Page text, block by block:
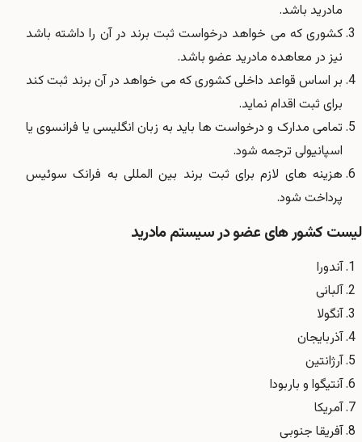
مادرید باشد.
کشوری که می خواهد درخواست ثبت برند در آن را داشته باشد
نیز در معاهده مادرید عضو باشد.
بر اساس قواعد داخلی کشوری که می خواهد در آن برند ثبت کند
برای ثبت اقدام نماید.
تمامی مدارک و درخواست ها باید به زبان انگلیسی یا فرانسوی یا
اسپانیولی ترجمه شود.
هزینه های لازم برای ثبت برند بین المللی به فرانک سوئیس
پرداخت شود.
لیست کشور های عضو در سیستم مادرید
آندورا
آلبانی
آنگولا
آذربایجان
آرژانتین
آنتیگوا و باربودا
آمریکا
آفریقا جنوبی